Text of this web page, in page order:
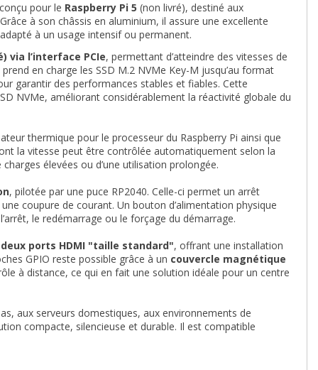
pour le Raspberry Pi 5 (non livré), destiné aux
à son châssis en aluminium, il assure une excellente
à un usage intensif ou permanent.
via l’interface PCIe, permettant d’atteindre des vitesses de
en charge les SSD M.2 NVMe Key-M jusqu’au format
garantir des performances stables et fiables. Cette
NVMe, améliorant considérablement la réactivité globale du
thermique pour le processeur du Raspberry Pi ainsi que
la vitesse peut être contrôlée automatiquement selon la
élevées ou d’une utilisation prolongée.
, pilotée par une puce RP2040. Celle-ci permet un arrêt
coupure de courant. Un bouton d’alimentation physique
le redémarrage ou le forçage du démarrage.
deux ports HDMI "taille standard", offrant une installation
GPIO reste possible grâce à un couvercle magnétique
à distance, ce qui en fait une solution idéale pour un centre
aux serveurs domestiques, aux environnements de
compacte, silencieuse et durable. Il est compatible